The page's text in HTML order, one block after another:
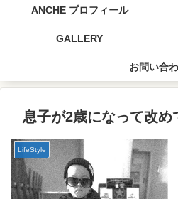
ANCHE プロフィール
GALLERY
お問い合
息子が2歳になって改め
LifeStyle